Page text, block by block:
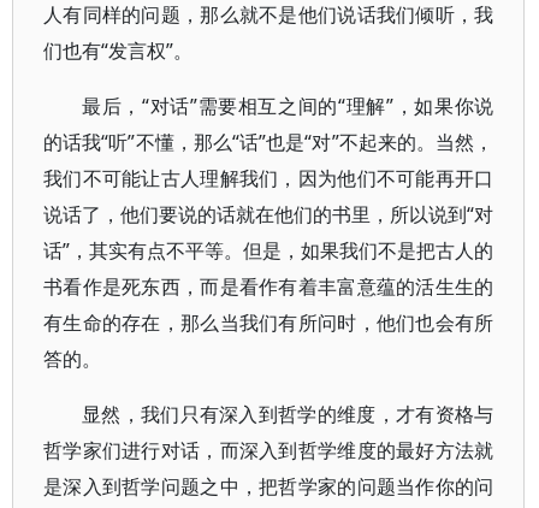
人有同样的问题，那么就不是他们说话我们倾听，我
们也有“发言权”。
最后，“对话”需要相互之间的“理解”，如果你说
的话我“听”不懂，那么“话”也是“对”不起来的。当然，
我们不可能让古人理解我们，因为他们不可能再开口
说话了，他们要说的话就在他们的书里，所以说到“对
话”，其实有点不平等。但是，如果我们不是把古人的
书看作是死东西，而是看作有着丰富意蕴的活生生的
有生命的存在，那么当我们有所问时，他们也会有所
答的。
显然，我们只有深入到哲学的维度，才有资格与
哲学家们进行对话，而深入到哲学维度的最好方法就
是深入到哲学问题之中，把哲学家的问题当作你的问